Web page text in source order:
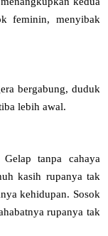
feminin, menyibak
bergabung, duduk
lebih awal.
tanpa cahaya
kasih rupanya tak
kehidupan. Sosok
rupanya tak